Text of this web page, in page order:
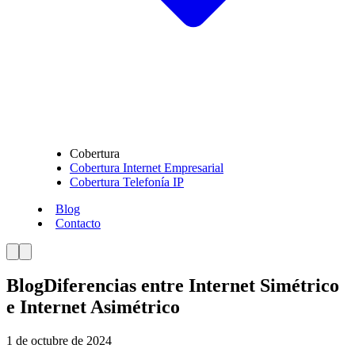
Cobertura
Cobertura Internet Empresarial
Cobertura Telefonía IP
Blog
Contacto
BlogDiferencias entre Internet Simétrico
e Internet Asimétrico
1 de octubre de 2024